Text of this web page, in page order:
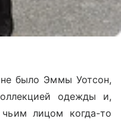
было Эммы Уотсон,
одежды и,
лицом когда-то